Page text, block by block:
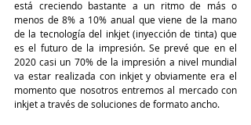
está creciendo bastante a un ritmo de más o
menos de 8% a 10% anual que viene de la mano
de la tecnología del inkjet (inyección de tinta) que
es el futuro de la impresión. Se prevé que en el
2020 casi un 70% de la impresión a nivel mundial
va estar realizada con inkjet y obviamente era el
momento que nosotros entremos al mercado con
inkjet a través de soluciones de formato ancho.